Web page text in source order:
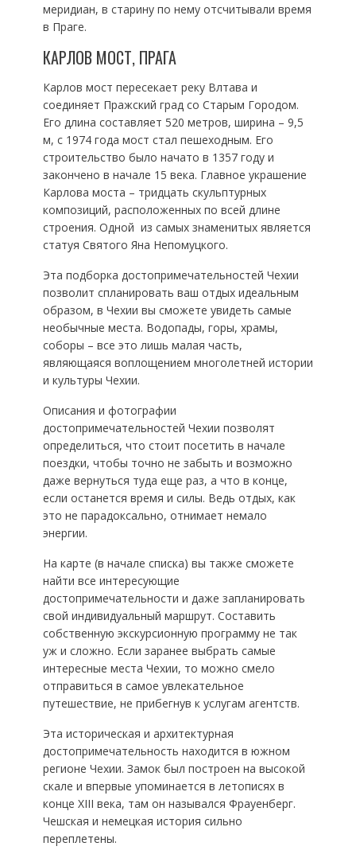
меридиан, в старину по нему отсчитывали время
в Праге.
КАРЛОВ МОСТ, ПРАГА
Карлов мост пересекает реку Влтава и
соединяет Пражский град со Старым Городом.
Его длина составляет 520 метров, ширина – 9,5
м, с 1974 года мост стал пешеходным. Его
строительство было начато в 1357 году и
закончено в начале 15 века. Главное украшение
Карлова моста – тридцать скульптурных
композиций, расположенных по всей длине
строения. Одной из самых знаменитых является
статуя Святого Яна Непомуцкого.
Эта подборка достопримечательностей Чехии
позволит спланировать ваш отдых идеальным
образом, в Чехии вы сможете увидеть самые
необычные места. Водопады, горы, храмы,
соборы – все это лишь малая часть,
являющаяся воплощением многолетней истории
и культуры Чехии.
Описания и фотографии
достопримечательностей Чехии позволят
определиться, что стоит посетить в начале
поездки, чтобы точно не забыть и возможно
даже вернуться туда еще раз, а что в конце,
если останется время и силы. Ведь отдых, как
это не парадоксально, отнимает немало
энергии.
На карте (в начале списка) вы также сможете
найти все интересующие
достопримечательности и даже запланировать
свой индивидуальный маршрут. Составить
собственную экскурсионную программу не так
уж и сложно. Если заранее выбрать самые
интересные места Чехии, то можно смело
отправиться в самое увлекательное
путешествие, не прибегнув к услугам агентств.
Эта историческая и архитектурная
достопримечательность находится в южном
регионе Чехии. Замок был построен на высокой
скале и впервые упоминается в летописях в
конце XIII века, там он назывался Фрауенберг.
Чешская и немецкая история сильно
переплетены.